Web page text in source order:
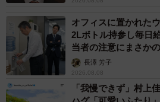
オフィスに置かれた
2Lボトル持参し毎日
当者の注意にまさか
説】長澤 芳子
2026.08.08
「我慢できず」村上